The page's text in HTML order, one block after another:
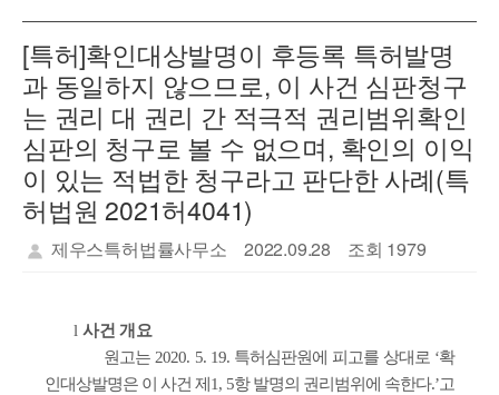
[특허]확인대상발명이 후등록 특허발명
과 동일하지 않으므로, 이 사건 심판청구
는 권리 대 권리 간 적극적 권리범위확인
심판의 청구로 볼 수 없으며, 확인의 이익
이 있는 적법한 청구라고 판단한 사례(특
허법원 2021허4041)
제우스특허법률사무소 2022.09.28 조회 1979
l 사건 개요
원고는 2020. 5. 19. 특허심판원에 피고를 상대로 ‘확
인대상발명은 이 사건 제1, 5항 발명의 권리범위에 속한다.’고